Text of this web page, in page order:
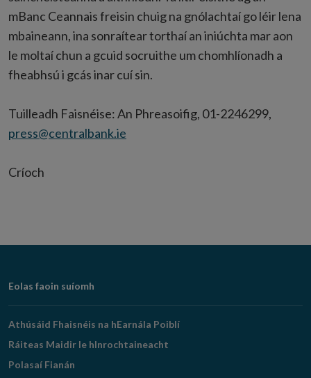
mBanc Ceannais freisin chuig na gnólachtaí go léir lena
mbaineann, ina sonraítear torthaí an iniúchta mar aon
le moltaí chun a gcuid socruithe um chomhlíonadh a
fheabhsú i gcás inar cuí sin.
Tuilleadh Faisnéise: An Phreasoifig, 01-2246299,
press@centralbank.ie
Críoch
Footer
Navigation
Eolas faoin suíomh
Athúsáid Fhaisnéis na hEarnála Poiblí
Ráiteas Maidir le hInrochtaineacht
Polasaí Fianán